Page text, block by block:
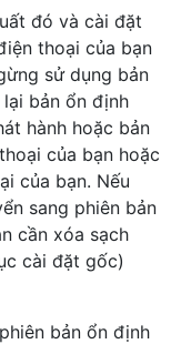
đó và cài đặt
thoại của bạn
sử dụng bản
bản ổn định
hành hoặc bản
của bạn hoặc
của bạn. Nếu
sang phiên bản
cần xóa sạch
cài đặt gốc)
bản ổn định